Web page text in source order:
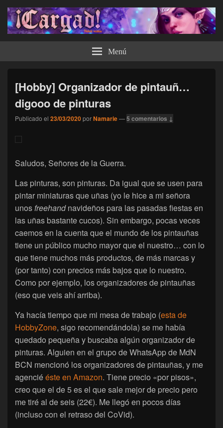
¡Cargad! Menú
[Hobby] Organizador de pintauñ…
digooo de pinturas
Publicado el 23/03/2020porNamarie—5 comentarios ↓
Saludos, Señores de la Guerra.
Las pinturas, son pinturas. Da igual que se usen para
pintar miniaturas que uñas (yo le hice a mi señora
unosfreehandnavideños para las pasadas fiestas en
las uñas bastante cucos). Sin embargo, pocas veces
caemos en la cuenta que el mundo de los pintauñas
tiene un público mucho mayor que el nuestro… con lo
que tiene muchos más productos, de más marcas y
(por tanto) con precios más bajos que lo nuestro.
Como por ejemplo, los organizadores de pintauñas
(eso que veis ahí arriba).
Ya hacía tiempo que mi mesa de trabajo (esta de
HobbyZone, sigo recomendándola) se me había
quedado pequeña y buscaba algún organizador de
pinturas. Alguien en el grupo de WhatsApp de MdN
BCN mencionó los organizadores de pintauñas, y me
agenciééste en Amazon. Tiene precio «por pisos»,
creo que el de 5 es el que sale mejor de precio pero
me tiré al de seis (22€). Me llegó en pocos días
(incluso con el retraso del CoVid).